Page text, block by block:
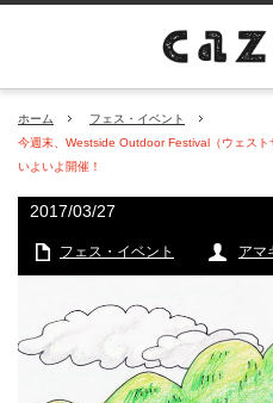
ホーム
フェス・イベント
今週末、Westside Outdoor Festival（ウェスト
いよいよ開催！
2017/03/27
フェス・イベント アマ